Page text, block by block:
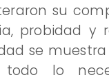
su
probidad y
se
lo